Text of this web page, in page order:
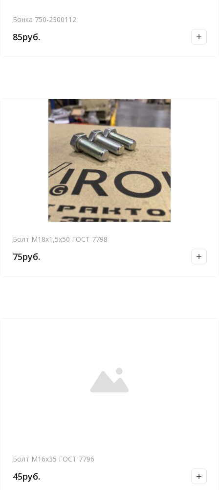
Бонка 750-2300112
85руб.
Болт М18х1,5х50 ГОСТ 7798
75руб.
Болт М16х35 ГОСТ 7796
45руб.